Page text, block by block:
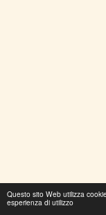
Questo sito Web utilizza
esperienza di utilizzo